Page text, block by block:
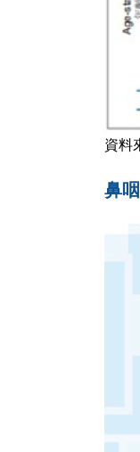
資料
鼻